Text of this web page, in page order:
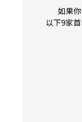
如果你
以下9家